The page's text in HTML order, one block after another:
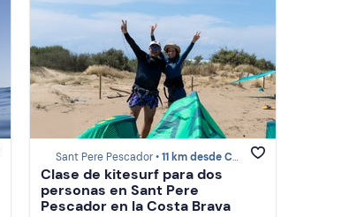
Sant Pere Pescador •11 km desde Costa Brava
Clase de kitesurf para dos
personas en Sant Pere
Pescador en la Costa Brava